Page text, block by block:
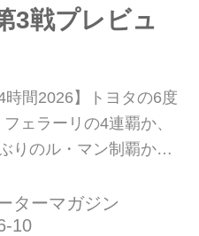
3戦プレビュ
時間2026】トヨタの6度
ェラーリの4連覇か、
りのル・マン制覇か
地時間)、WEC世界耐久
ル・マン24時間」決勝
ターマガジン